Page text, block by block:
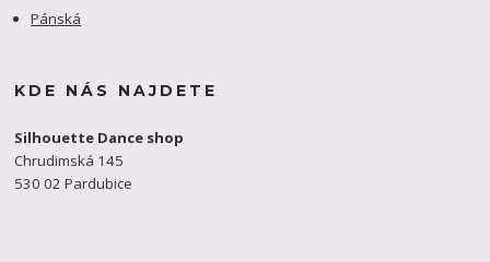
Pánská
KDE NÁS NAJDETE
Silhouette Dance shop
Chrudimská 145
530 02 Pardubice